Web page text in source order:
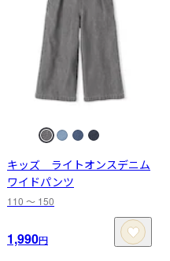
キッズ ライトオンスデニム
ワイドパンツ
110 〜 150
1,990円